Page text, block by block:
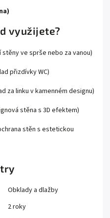
využijete?
ve sprše nebo za vanou)
přizdívky WC)
za linku v kamenném designu)
stěna s 3D efektem)
stěn s estetickou
Obklady a dlažby
2 roky